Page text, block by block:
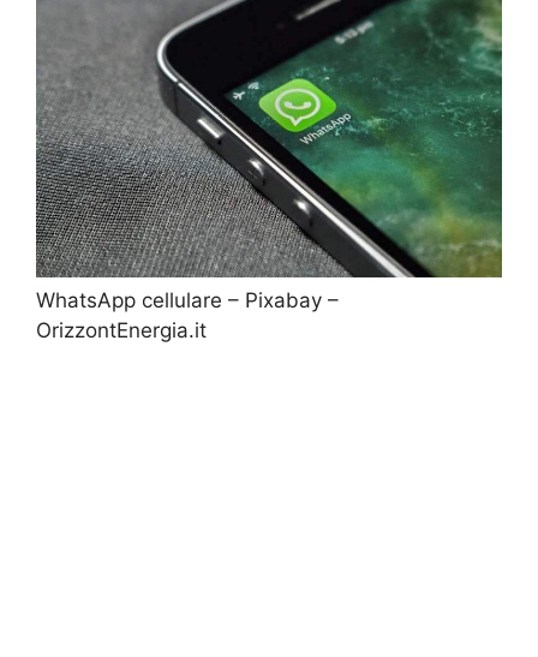
WhatsApp cellulare – Pixabay –
OrizzontEnergia.it